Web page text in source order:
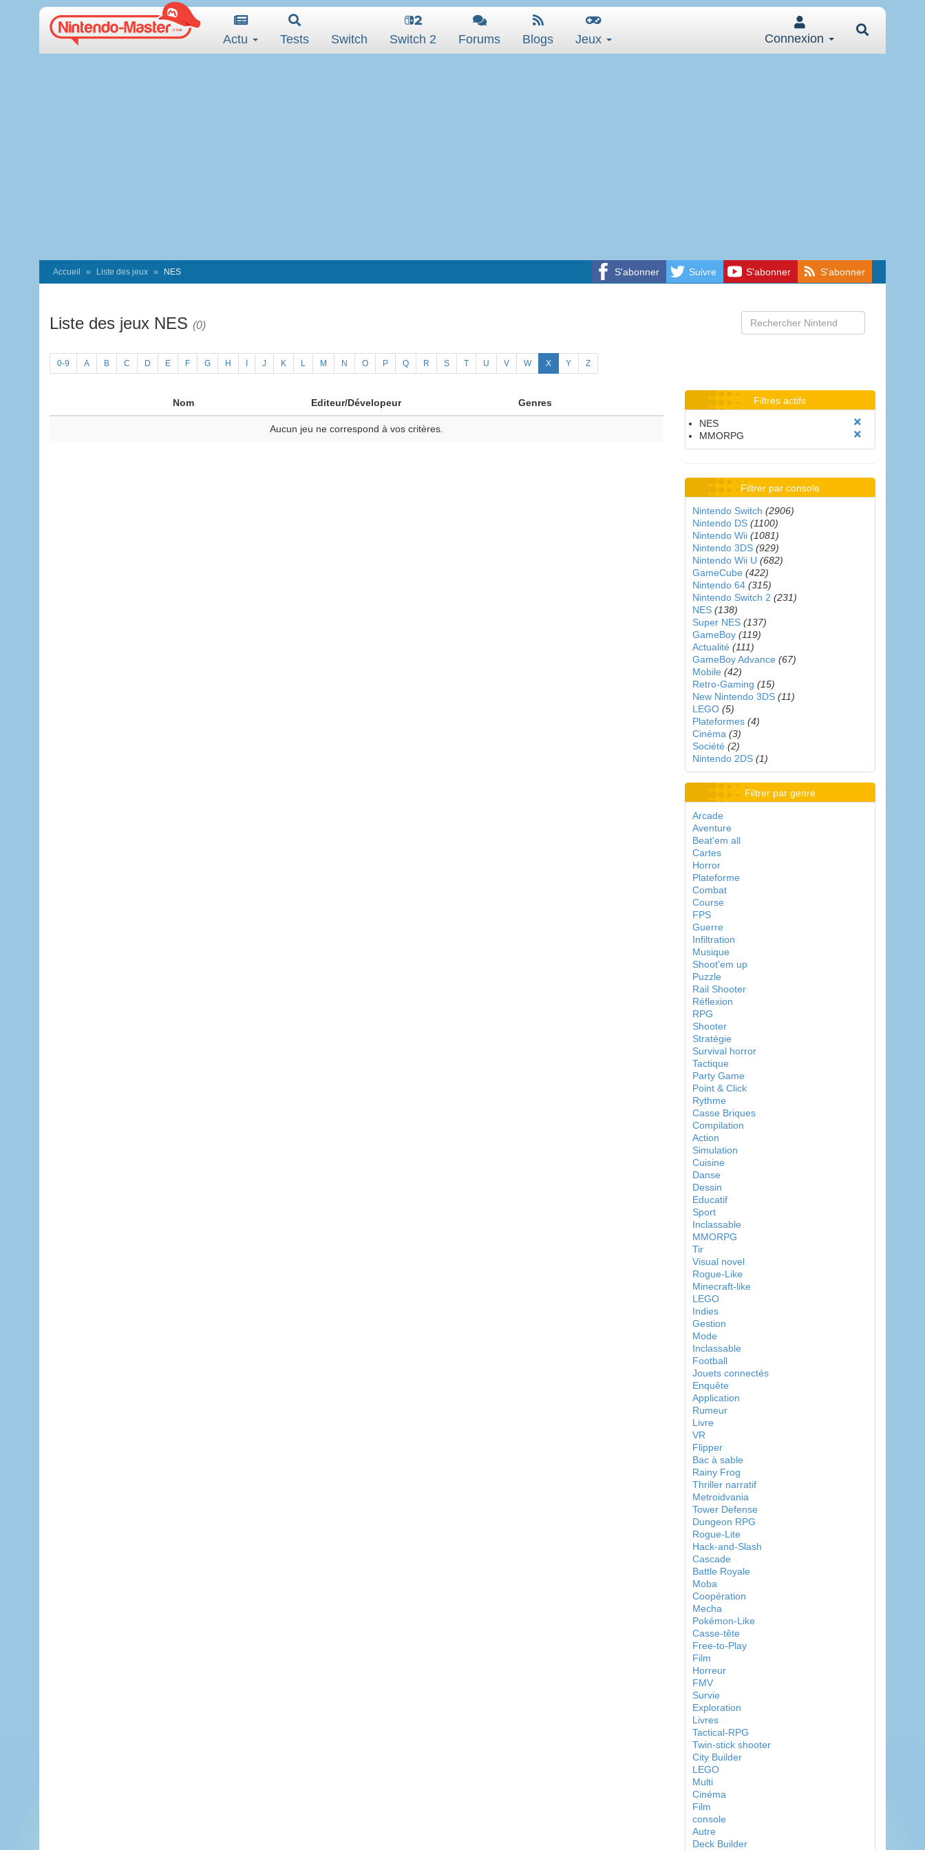
Actu Tests Switch Switch 2 Forums Blogs Jeux Connexion
S'abonner Suivre S'abonner S'abonner
Accueil Liste des jeux NES
Liste des jeux NES (0)
0-9 A B C D E F G H J K L M N O P Q R S T U V W X Y Z
Nom Editeur/Dévelopeur Genres
Aucun jeu ne correspond à vos critères.
Filtres actifs
NES
MMORPG
Filtrer par console
Nintendo Switch (2906)
Nintendo DS (1100)
Nintendo Wii (1081)
Nintendo 3DS (929)
Nintendo Wii U (682)
GameCube (422)
Nintendo 64 (315)
Nintendo Switch 2 (231)
NES (138)
Super NES (137)
GameBoy (119)
Actualité (111)
GameBoy Advance (67)
Mobile (42)
Retro-Gaming (15)
New Nintendo 3DS (11)
LEGO (5)
Plateformes (4)
Cinéma (3)
Société (2)
Nintendo 2DS (1)
Filtrer par genre
Arcade
Aventure
Beat'em all
Cartes
Horror
Plateforme
Combat
Course
FPS
Guerre
Infiltration
Musique
Shoot'em up
Puzzle
Rail Shooter
Réflexion
RPG
Shooter
Stratégie
Survival horror
Tactique
Party Game
Point & Click
Rythme
Casse Briques
Compilation
Action
Simulation
Cuisine
Danse
Dessin
Educatif
Sport
Inclassable
MMORPG
Tir
Visual novel
Rogue-Like
Minecraft-like
LEGO
Indies
Gestion
Mode
Inclassable
Football
Jouets connectés
Enquête
Application
Rumeur
Livre
VR
Flipper
Bac à sable
Rainy Frog
Thriller narratif
Metroidvania
Tower Defense
Dungeon RPG
Rogue-Lite
Hack-and-Slash
Cascade
Battle Royale
Moba
Coopération
Mecha
Pokémon-Like
Casse-tête
Free-to-Play
Film
Horreur
FMV
Survie
Exploration
Livres
Tactical-RPG
Twin-stick shooter
City Builder
LEGO
Multi
Cinéma
Film
console
Autre
Deck Builder